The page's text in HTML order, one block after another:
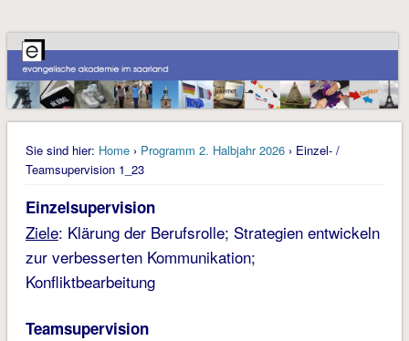
Sie sind hier: Home› Programm 2. Halbjahr 2026› Einzel- /
Teamsupervision 1_23
Einzelsupervision
Ziele: Klärung der Berufsrolle; Strategien entwickeln
zur verbesserten Kommunikation;
Konfliktbearbeitung
Teamsupervision